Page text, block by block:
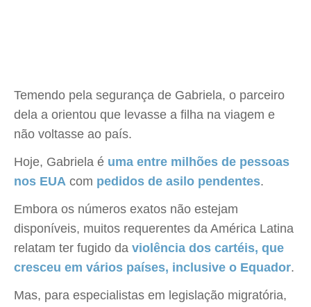
Temendo pela segurança de Gabriela, o parceiro
dela a orientou que levasse a filha na viagem e
não voltasse ao país.
Hoje, Gabriela é uma entre milhões de pessoas
nos EUA com pedidos de asilo pendentes.
Embora os números exatos não estejam
disponíveis, muitos requerentes da América Latina
relatam ter fugido da violência dos cartéis, que
cresceu em vários países, inclusive o Equador.
Mas, para especialistas em legislação migratória,